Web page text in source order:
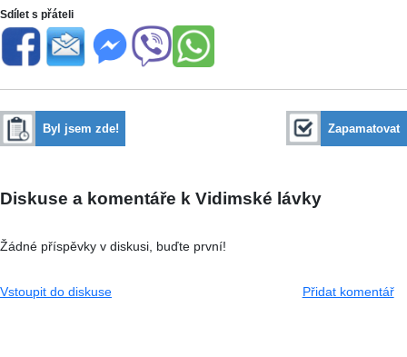
Sdílet s přáteli
Byl jsem zde! Zapamatovat
Diskuse a komentáře k Vidimské lávky
Žádné příspěvky v diskusi, buďte první!
Vstoupit do diskuse Přidat komentář